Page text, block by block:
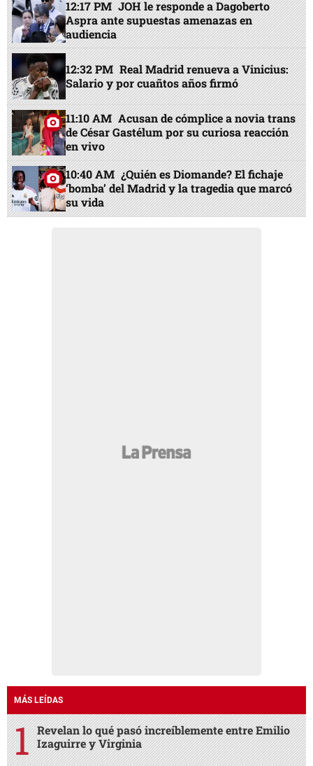
12:17 PM JOH le responde a Dagoberto
Aspra ante supuestas amenazas en
audiencia
12:32 PM Real Madrid renueva a Vinicius:
Salario y por cuañtos años firmó
11:10 AM Acusan de cómplice a novia trans
de César Gastélum por su curiosa reacción
en vivo
10:40 AM ¿Quién es Diomande? El fichaje
‘bomba’ del Madrid y la tragedia que marcó
su vida
MÁS LEÍDAS
Revelan lo qué pasó increíblemente entre Emilio
Izaguirre y Virginia